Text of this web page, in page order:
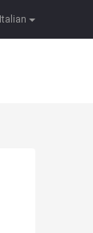
Italian